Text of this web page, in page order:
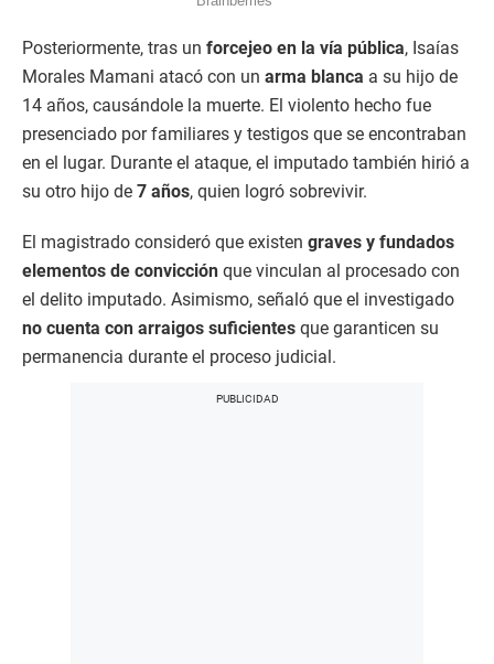
Posteriormente, tras un forcejeo en la vía pública, Isaías
Morales Mamani atacó con un arma blanca a su hijo de
14 años, causándole la muerte. El violento hecho fue
presenciado por familiares y testigos que se encontraban
en el lugar. Durante el ataque, el imputado también hirió a
su otro hijo de 7 años, quien logró sobrevivir.
El magistrado consideró que existen graves y fundados
elementos de convicción que vinculan al procesado con
el delito imputado. Asimismo, señaló que el investigado
no cuenta con arraigos suficientes que garanticen su
permanencia durante el proceso judicial.